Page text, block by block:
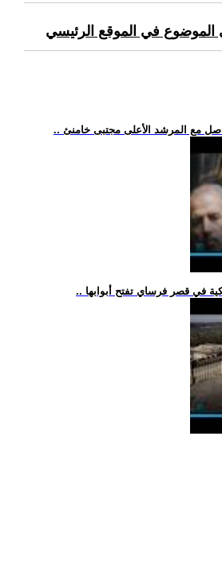
الموضوع في الموقع الرئيسي
مع المرشد الأعلى مجتبى خامنئ
في قصر فرساي تفتح أبوابها